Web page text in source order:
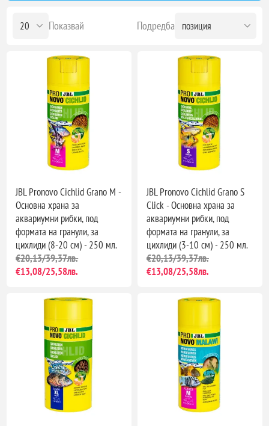
Подредба
Показвай
JBL Pronovo Cichlid Grano M -
Основна храна за
аквариумни рибки, под
формата на гранули, за
цихлиди (8-20 см) - 250 мл.
€20,13/39,37лв.
€13,08/25,58лв.
JBL Pronovo Cichlid Grano S
Click - Основна храна за
аквариумни рибки, под
формата на гранули, за
цихлиди (3-10 см) - 250 мл.
€20,13/39,37лв.
€13,08/25,58лв.